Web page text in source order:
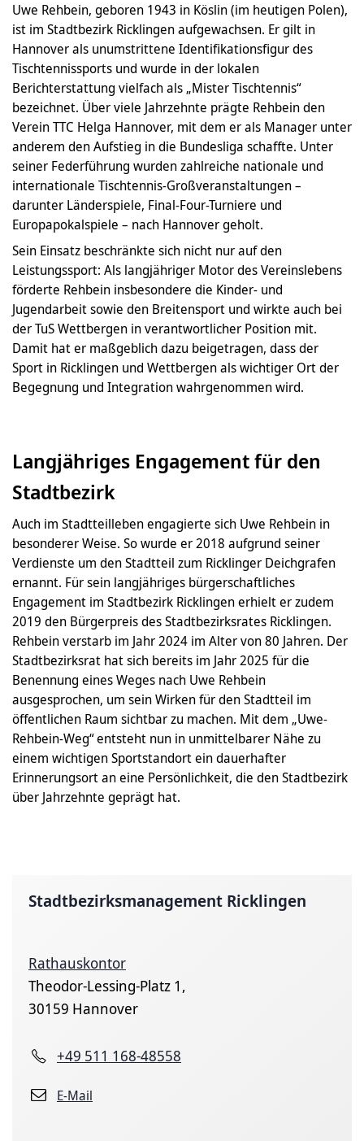
Uwe Rehbein, geboren 1943 in Köslin (im heutigen Polen),
ist im Stadtbezirk Ricklingen aufgewachsen. Er gilt in
Hannover als unumstrittene Identifikationsfigur des
Tischtennissports und wurde in der lokalen
Berichterstattung vielfach als „Mister Tischtennis“
bezeichnet. Über viele Jahrzehnte prägte Rehbein den
Verein TTC Helga Hannover, mit dem er als Manager unter
anderem den Aufstieg in die Bundesliga schaffte. Unter
seiner Federführung wurden zahlreiche nationale und
internationale Tischtennis-Großveranstaltungen –
darunter Länderspiele, Final-Four-Turniere und
Europapokalspiele – nach Hannover geholt.
Sein Einsatz beschränkte sich nicht nur auf den
Leistungssport: Als langjähriger Motor des Vereinslebens
förderte Rehbein insbesondere die Kinder- und
Jugendarbeit sowie den Breitensport und wirkte auch bei
der TuS Wettbergen in verantwortlicher Position mit.
Damit hat er maßgeblich dazu beigetragen, dass der
Sport in Ricklingen und Wettbergen als wichtiger Ort der
Begegnung und Integration wahrgenommen wird.
Langjähriges Engagement für den
Stadtbezirk
Auch im Stadtteilleben engagierte sich Uwe Rehbein in
besonderer Weise. So wurde er 2018 aufgrund seiner
Verdienste um den Stadtteil zum Ricklinger Deichgrafen
ernannt. Für sein langjähriges bürgerschaftliches
Engagement im Stadtbezirk Ricklingen erhielt er zudem
2019 den Bürgerpreis des Stadtbezirksrates Ricklingen.
Rehbein verstarb im Jahr 2024 im Alter von 80 Jahren. Der
Stadtbezirksrat hat sich bereits im Jahr 2025 für die
Benennung eines Weges nach Uwe Rehbein
ausgesprochen, um sein Wirken für den Stadtteil im
öffentlichen Raum sichtbar zu machen. Mit dem „Uwe-
Rehbein-Weg“ entsteht nun in unmittelbarer Nähe zu
einem wichtigen Sportstandort ein dauerhafter
Erinnerungsort an eine Persönlichkeit, die den Stadtbezirk
über Jahrzehnte geprägt hat.
Stadtbezirksmanagement Ricklingen
Rathauskontor
Theodor-Lessing-Platz 1,
30159 Hannover
+49 511 168-48558
E-Mail